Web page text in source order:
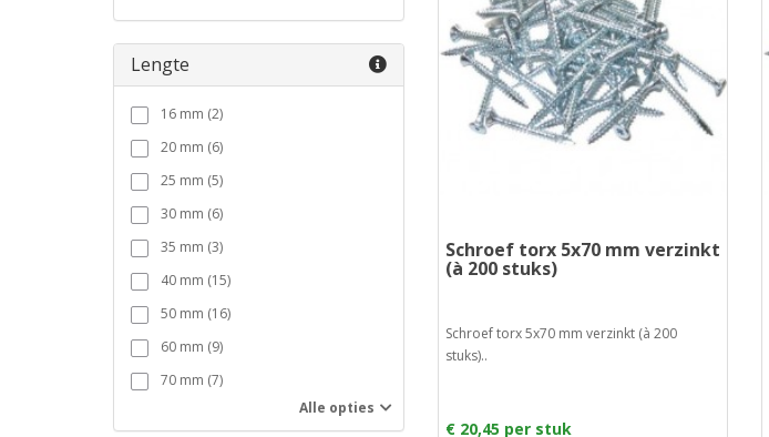
Lengte
16 mm (2)
20 mm (6)
25 mm (5)
30 mm (6)
35 mm (3)
40 mm (15)
50 mm (16)
60 mm (9)
70 mm (7)
Alle opties
Schroef torx 5x70 mm verzinkt
(à 200 stuks)
Schroef torx 5x70 mm verzinkt (à 200
stuks)..
€ 20,45 per stuk